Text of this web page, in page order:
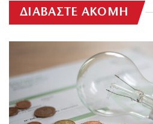
ΔΙΑΒΑΣΤΕ ΑΚΟΜΗ